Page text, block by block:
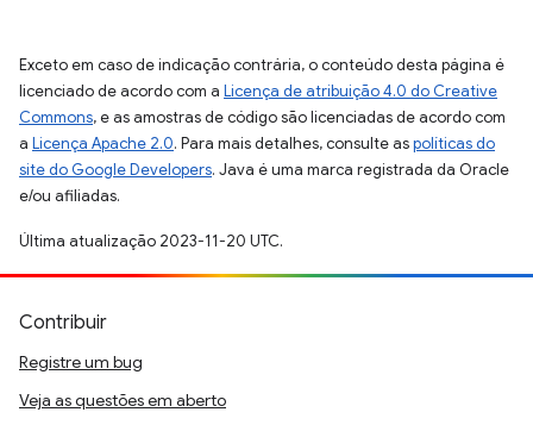
Exceto em caso de indicação contrária, o conteúdo desta página é
licenciado de acordo com a Licença de atribuição 4.0 do Creative
Commons, e as amostras de código são licenciadas de acordo com
a Licença Apache 2.0. Para mais detalhes, consulte aspolíticas do
site do Google Developers. Java é uma marca registrada da Oracle
e/ou afiliadas.
Última atualização 2023-11-20 UTC.
Contribuir
Registre um bug
Veja as questões em aberto